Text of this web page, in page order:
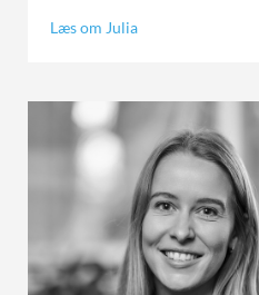
Læs om Julia